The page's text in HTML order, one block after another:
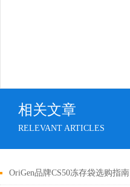
相关文章
RELEVANT ARTICLES
OriGen品牌CS50冻存袋选购指南